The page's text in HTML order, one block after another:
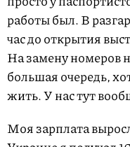
работы был. В
час до открытия
На замену номеров
большая очередь,
жить. У нас тут
Моя зарплата